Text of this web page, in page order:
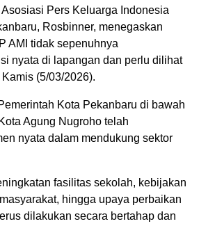
Pers Keluarga Indonesia
Rosbinner, menegaskan
AMI tidak sepenuhnya
nyata di lapangan dan perlu dilihat
(5/03/2026).
Kota Pekanbaru di bawah
Agung Nugroho telah
nyata dalam mendukung sektor
fasilitas sekolah, kebijakan
hingga upaya perbaikan
dilakukan secara bertahap dan